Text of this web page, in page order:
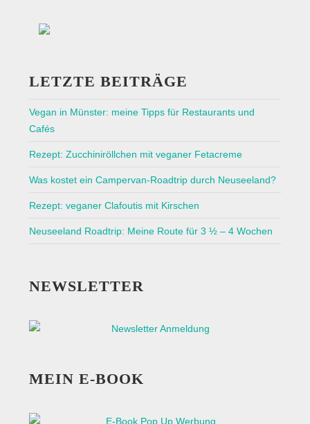
LETZTE BEITRÄGE
Vegan in Münster: meine Tipps für Restaurants und
Cafés
Rezept: Zucchiniröllchen mit veganer Fetacreme
Was kostet ein Campervan-Roadtrip durch Neuseeland?
Rezept: veganer Clafoutis mit Kirschen
Neuseeland Roadtrip: Meine Route für 3 ½ – 4 Wochen
NEWSLETTER
MEIN E-BOOK